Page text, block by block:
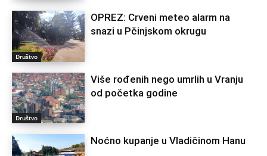
Društvo
OPREZ: Crveni meteo alarm na
snazi u Pčinjskom okrugu
Društvo
Više rođenih nego umrlih u Vranju
od početka godine
Noćno kupanje u Vladičinom Hanu